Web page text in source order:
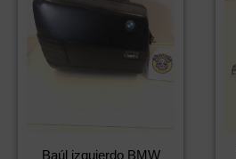
Baúl izquierdo BMW